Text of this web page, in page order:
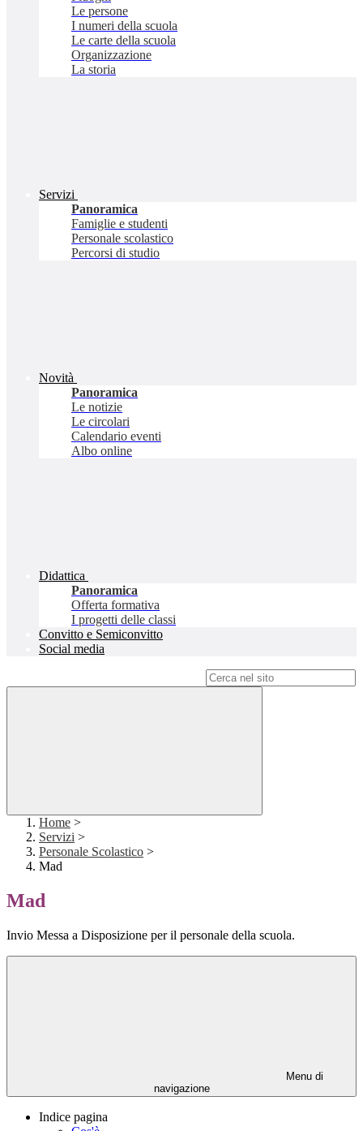
Le persone
I numeri della scuola
Le carte della scuola
Organizzazione
La storia
Servizi
Panoramica
Famiglie e studenti
Personale scolastico
Percorsi di studio
Novità
Panoramica
Le notizie
Le circolari
Calendario eventi
Albo online
Didattica
Panoramica
Offerta formativa
I progetti delle classi
Convitto e Semiconvitto
Social media
Home >
Servizi >
Personale Scolastico >
Mad
Mad
Invio Messa a Disposizione per il personale della scuola.
Menu di
navigazione
Indice pagina